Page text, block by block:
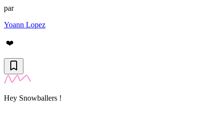
par
Yoann Lopez
❤️
Hey Snowballers !